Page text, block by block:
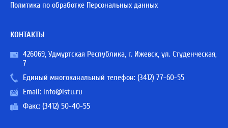
Политика по обработке Персональных данных
КОНТАКТЫ
426069, Удмуртская Республика, г. Ижевск, ул. Студенческая,
7
Единый многоканальный телефон: (3412) 77-60-55
Email: info@istu.ru
Факс: (3412) 50-40-55